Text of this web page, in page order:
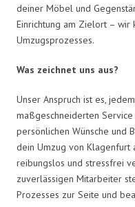
deiner Möbel und
Einrichtung am Zielort – wir
Umzugsprozesses.
Was zeichnet uns aus?
Unser Anspruch ist es,
maßgeschneiderten
persönlichen Wünsche und
dein Umzug von Klagenfurt
reibungslos und stressfrei
zuverlässigen Mitarbeiter
Prozesses zur Seite und